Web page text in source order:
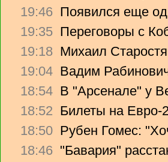
19:46 Появился еще
19:35 Переговоры с
19:18 Михаил
19:04 Вадим
18:54 В "Арсенале" у
18:52 Билеты на Евро-
18:50 Рубен Гомес:
18:46 "Бавария"